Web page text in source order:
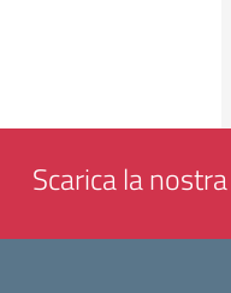
Scarica la